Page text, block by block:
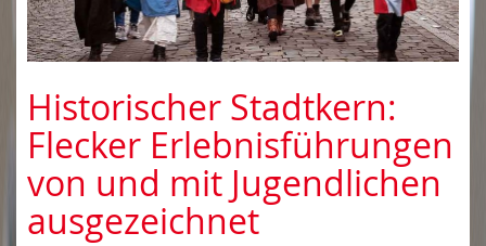
Historischer Stadtkern:
Flecker Erlebnisführungen
von und mit Jugendlichen
ausgezeichnet